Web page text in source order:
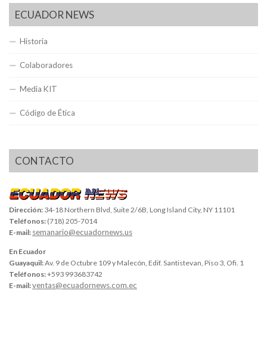
ECUADOR NEWS
Historia
Colaboradores
Media KIT
Código de Ética
CONTACTO
Dirección: 34-18 Northern Blvd, Suite 2/6B, Long Island City, NY 11101
Teléfonos: (718) 205-7014
E-mail: semanario@ecuadornews.us
En Ecuador
Guayaquil:Av. 9 de Octubre 109 y Malecón, Edif. Santistevan, Piso 3, Ofi. 1
Teléfonos:+593 993683742
E-mail:ventas@ecuadornews.com.ec